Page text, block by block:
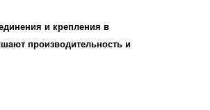
и крепления в
производительность и